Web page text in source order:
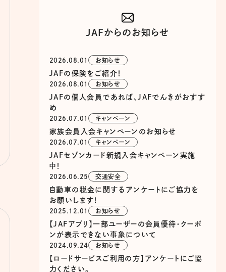
JAFからのお知らせ
2026.08.01 お知らせ
JAFの保険をご紹介！
2026.08.01 お知らせ
JAFの個人会員であれば、JAFでんきがおすす
め
2026.07.01 キャンペーン
家族会員入会キャンペーンのお知らせ
2026.07.01 キャンペーン
JAFセゾンカード新規入会キャンペーン実施
中！
2026.06.25 交通安全
自動車の税金に関するアンケートにご協力を
お願いします！
2025.12.01 お知らせ
【JAFアプリ】一部ユーザーの会員優待・クーポ
ンが表示できない事象について
2024.09.24 お知らせ
【ロードサービスご利用の方】アンケートにご協
力ください。